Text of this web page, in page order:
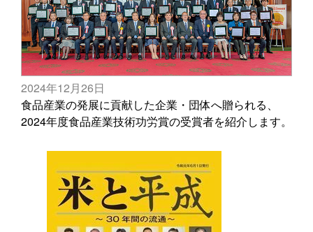
2024年12月26日
食品産業の発展に貢献した企業・団体へ贈られる、
2024年度食品産業技術功労賞の受賞者を紹介します。